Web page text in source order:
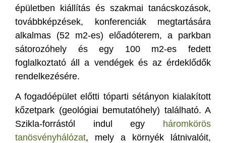
épületben kiállítás és szakmai tanácskozások,
továbbképzések, konferenciák megtartására
alkalmas (52 m2-es) előadóterem, a parkban
sátorozóhely és egy 100 m2-es fedett
foglalkoztató áll a vendégek és az érdeklődők
rendelkezésére.
A fogadóépület előtti tóparti sétányon kialakított
kőzetpark (geológiai bemutatóhely) található. A
Szikla-forrástól indul egy háromkörös
tanösvényhálózat, mely a környék látnivalóit,